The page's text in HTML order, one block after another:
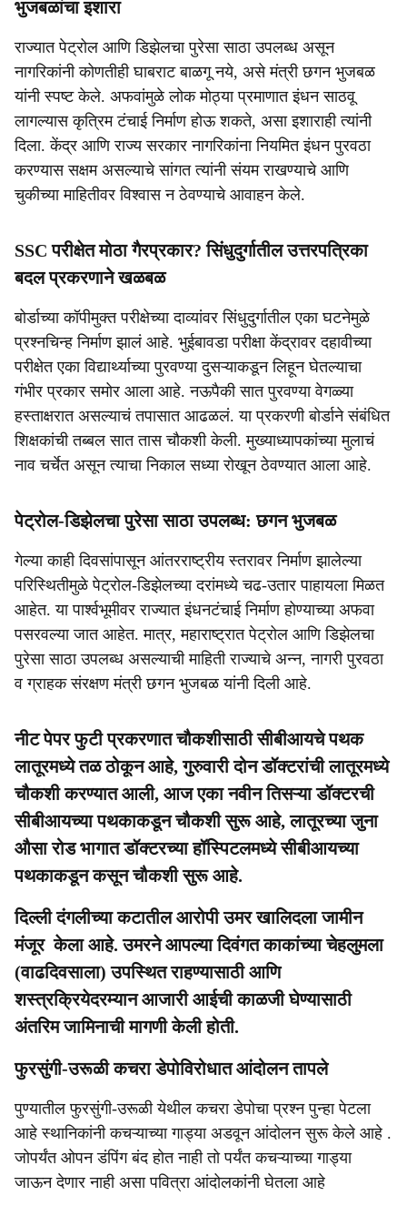
भुजबळांचा इशारा
राज्यात पेट्रोल आणि डिझेलचा पुरेसा साठा उपलब्ध असून
नागरिकांनी कोणतीही घाबराट बाळगू नये, असे मंत्री छगन भुजबळ
यांनी स्पष्ट केले. अफवांमुळे लोक मोठ्या प्रमाणात इंधन साठवू
लागल्यास कृत्रिम टंचाई निर्माण होऊ शकते, असा इशाराही त्यांनी
दिला. केंद्र आणि राज्य सरकार नागरिकांना नियमित इंधन पुरवठा
करण्यास सक्षम असल्याचे सांगत त्यांनी संयम राखण्याचे आणि
चुकीच्या माहितीवर विश्वास न ठेवण्याचे आवाहन केले.
SSC परीक्षेत मोठा गैरप्रकार? सिंधुदुर्गातील उत्तरपत्रिका
बदल प्रकरणाने खळबळ
बोर्डाच्या कॉपीमुक्त परीक्षेच्या दाव्यांवर सिंधुदुर्गातील एका घटनेमुळे
प्रश्नचिन्ह निर्माण झालं आहे. भुईबावडा परीक्षा केंद्रावर दहावीच्या
परीक्षेत एका विद्यार्थ्याच्या पुरवण्या दुसऱ्याकडून लिहून घेतल्याचा
गंभीर प्रकार समोर आला आहे. नऊपैकी सात पुरवण्या वेगळ्या
हस्ताक्षरात असल्याचं तपासात आढळलं. या प्रकरणी बोर्डाने संबंधित
शिक्षकांची तब्बल सात तास चौकशी केली. मुख्याध्यापकांच्या मुलाचं
नाव चर्चेत असून त्याचा निकाल सध्या रोखून ठेवण्यात आला आहे.
पेट्रोल-डिझेलचा पुरेसा साठा उपलब्ध: छगन भुजबळ
गेल्या काही दिवसांपासून आंतरराष्ट्रीय स्तरावर निर्माण झालेल्या
परिस्थितीमुळे पेट्रोल-डिझेलच्या दरांमध्ये चढ-उतार पाहायला मिळत
आहेत. या पार्श्वभूमीवर राज्यात इंधनटंचाई निर्माण होण्याच्या अफवा
पसरवल्या जात आहेत. मात्र, महाराष्ट्रात पेट्रोल आणि डिझेलचा
पुरेसा साठा उपलब्ध असल्याची माहिती राज्याचे अन्न, नागरी पुरवठा
व ग्राहक संरक्षण मंत्री छगन भुजबळ यांनी दिली आहे.
नीट पेपर फुटी प्रकरणात चौकशीसाठी सीबीआयचे पथक
लातूरमध्ये तळ ठोकून आहे, गुरुवारी दोन डॉक्टरांची लातूरमध्ये
चौकशी करण्यात आली, आज एका नवीन तिसऱ्या डॉक्टरची
सीबीआयच्या पथकाकडून चौकशी सुरू आहे, लातूरच्या जुना
औसा रोड भागात डॉक्टरच्या हॉस्पिटलमध्ये सीबीआयच्या
पथकाकडून कसून चौकशी सुरू आहे.
दिल्ली दंगलीच्या कटातील आरोपी उमर खालिदला जामीन
मंजूर केला आहे. उमरने आपल्या दिवंगत काकांच्या चेहलुमला
(वाढदिवसाला) उपस्थित राहण्यासाठी आणि
शस्त्रक्रियेदरम्यान आजारी आईची काळजी घेण्यासाठी
अंतरिम जामिनाची मागणी केली होती.
फुरसुंगी-उरूळी कचरा डेपोविरोधात आंदोलन तापले
पुण्यातील फुरसुंगी-उरूळी येथील कचरा डेपोचा प्रश्न पुन्हा पेटला
आहे स्थानिकांनी कचऱ्याच्या गाड्या अडवून आंदोलन सुरू केले आहे .
जोपर्यंत ओपन डंपिंग बंद होत नाही तो पर्यंत कचऱ्याच्या गाड्या
जाऊन देणार नाही असा पवित्रा आंदोलकांनी घेतला आहे